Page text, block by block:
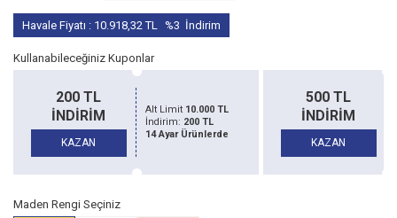
Havale Fiyatı : 10.918,32TL %3 İndirim
Kullanabileceğiniz Kuponlar
500 TL
İNDİRİM
KAZAN
Alt Limit20.000 TL
İndirim:500 TL
14 Ayar Ürünlerde
1500 TL
İNDİRİM
KAZAN
Maden Rengi Seçiniz